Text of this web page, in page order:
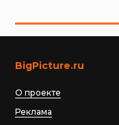
BigPicture.ru
О проекте
Реклама